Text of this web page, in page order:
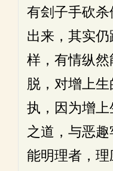
有刽子手砍
出来，其实
样，有情纵
脱，对增上
执，因为增
之道，与恶趣
能明理者，